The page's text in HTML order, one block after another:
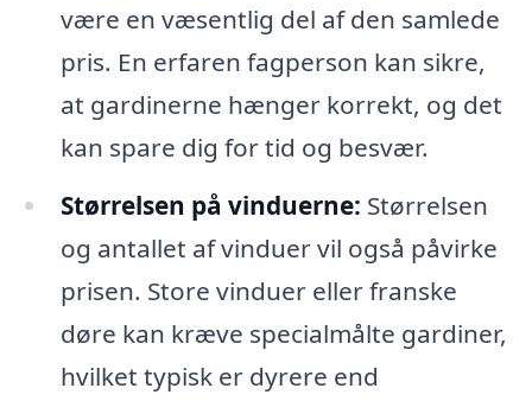
være en væsentlig del af den samlede
pris. En erfaren fagperson kan sikre,
at gardinerne hænger korrekt, og det
kan spare dig for tid og besvær.
Størrelsen på vinduerne: Størrelsen
og antallet af vinduer vil også påvirke
prisen. Store vinduer eller franske
døre kan kræve specialmålte gardiner,
hvilket typisk er dyrere end